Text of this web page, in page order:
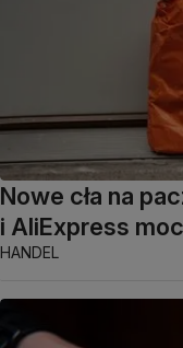
Nowe cła na
i AliExpress
HANDEL